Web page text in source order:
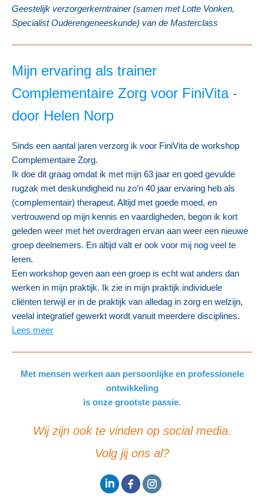
Geestelijk verzorgerkerntrainer (samen met Lotte Vonken,
Specialist Ouderengeneeskunde) van de Masterclass
Mijn ervaring als trainer
Complementaire Zorg voor FiniVita -
door Helen Norp
Sinds een aantal jaren verzorg ik voor FiniVita de workshop
Complementaire Zorg.
Ik doe dit graag omdat ik met mijn 63 jaar en goed gevulde
rugzak met deskundigheid nu zo’n 40 jaar ervaring heb als
(complementair) therapeut. Altijd met goede moed, en
vertrouwend op mijn kennis en vaardigheden, begon ik kort
geleden weer met het overdragen ervan aan weer een nieuwe
groep deelnemers. En altijd valt er ook voor mij nog veel te
leren.
Een workshop geven aan een groep is echt wat anders dan
werken in mijn praktijk. Ik zie in mijn praktijk individuele
cliënten terwijl er in de praktijk van alledag in zorg en welzijn,
veelal integratief gewerkt wordt vanuit meerdere disciplines.
Lees meer
Met mensen werken aan persoonlijke en professionele
ontwikkeling
is onze grootste passie.
Wij zijn ook te vinden op social media.
Volg jij ons al?